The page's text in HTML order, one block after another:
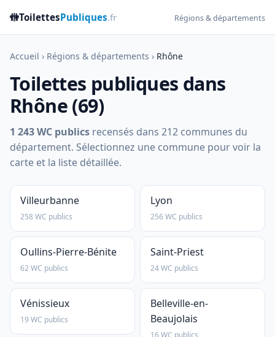
🚻ToilettesPubliques.fr Régions & départements
Accueil › Régions & départements › Rhône
Toilettes publiques dans
Rhône (69)
1 243 WC publics recensés dans 212 communes du
département. Sélectionnez une commune pour voir la
carte et la liste détaillée.
Villeurbanne
258 WC publics
Lyon
256 WC publics
Oullins-Pierre-Bénite
62 WC publics
Saint-Priest
24 WC publics
Vénissieux
19 WC publics
Belleville-en-
Beaujolais
16 WC publics